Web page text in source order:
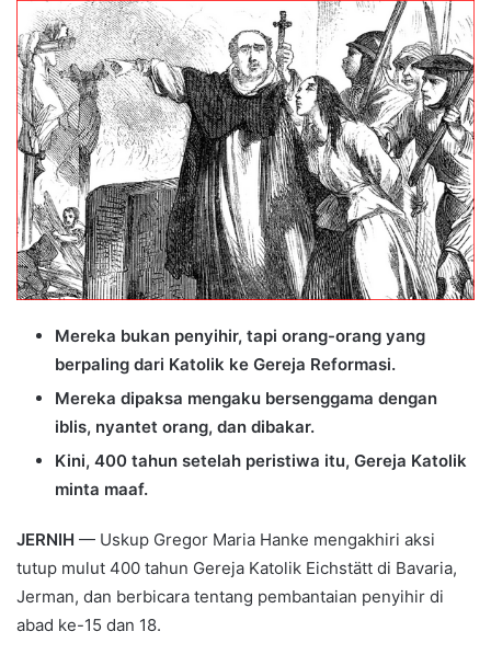
email
Mereka bukan penyihir, tapi orang-orang yang
berpaling dari Katolik ke Gereja Reformasi.
Mereka dipaksa mengaku bersenggama dengan
iblis, nyantet orang, dan dibakar.
Kini, 400 tahun setelah peristiwa itu, Gereja Katolik
minta maaf.
JERNIH — Uskup Gregor Maria Hanke mengakhiri aksi
tutup mulut 400 tahun Gereja Katolik Eichstätt di Bavaria,
Jerman, dan berbicara tentang pembantaian penyihir di
abad ke-15 dan 18.